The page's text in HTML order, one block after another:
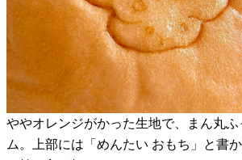
ややオレンジがかった生地で、まん丸
ム。上部には「めんたい おもち」と書